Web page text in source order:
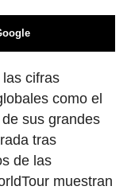
cifras
como el
sus grandes
tras
de las
muestran